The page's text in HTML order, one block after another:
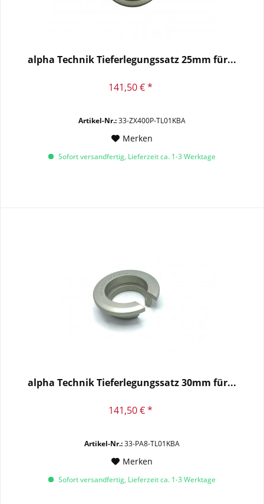
alpha Technik Tieferlegungssatz 25mm für...
141,50 € *
Artikel-Nr.:33-ZX400P-TL01KBA
Merken
Sofort versandfertig, Lieferzeit ca. 1-3 Werktage
alpha Technik Tieferlegungssatz 30mm für...
141,50 € *
Artikel-Nr.:33-PA8-TL01KBA
Merken
Sofort versandfertig, Lieferzeit ca. 1-3 Werktage